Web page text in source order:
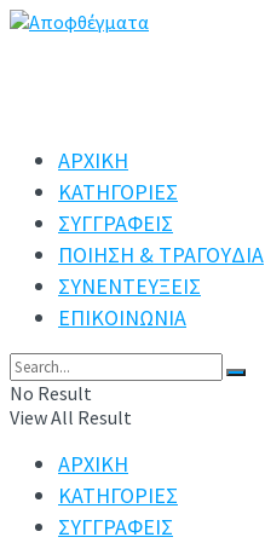
ΑΡΧΙΚΗ
ΚΑΤΗΓΟΡΙΕΣ
ΣΥΓΓΡΑΦΕΙΣ
ΠΟΙΗΣΗ & ΤΡΑΓΟΥΔΙΑ
ΣΥΝΕΝΤΕΥΞΕΙΣ
ΕΠΙΚΟΙΝΩΝΙΑ
No Result
View All Result
ΑΡΧΙΚΗ
ΚΑΤΗΓΟΡΙΕΣ
ΣΥΓΓΡΑΦΕΙΣ